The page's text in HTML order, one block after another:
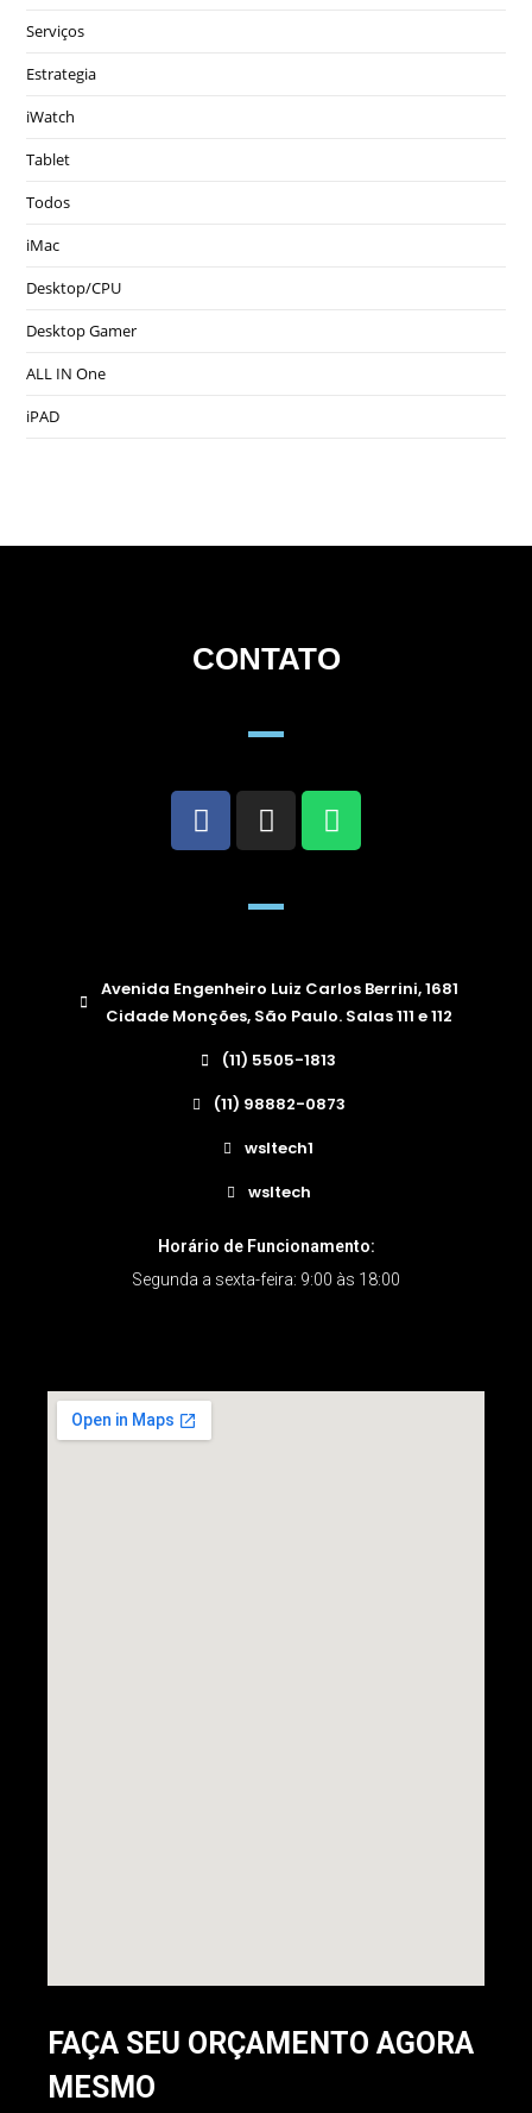
Serviços
Estrategia
iWatch
Tablet
Todos
iMac
Desktop/CPU
Desktop Gamer
ALL IN One
iPAD
CONTATO
Avenida Engenheiro Luiz Carlos Berrini, 1681
Cidade Monções, São Paulo. Salas 111 e 112
(11) 5505-1813
(11) 98882-0873
wsltech1
wsltech
Horário de Funcionamento:
Segunda a sexta-feira: 9:00 às 18:00
FAÇA SEU ORÇAMENTO AGORA
MESMO